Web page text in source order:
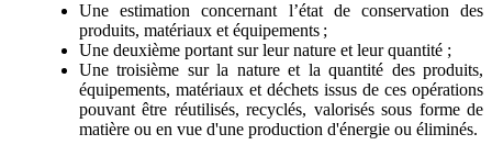
Une estimation concernant l’état de conservation des
produits, matériaux et équipements ;
Une deuxième portant sur leur nature et leur quantité ;
Une troisième sur la nature et la quantité des produits,
équipements, matériaux et déchets issus de ces opérations
pouvant être réutilisés, recyclés, valorisés sous forme de
matière ou en vue d'une production d'énergie ou éliminés.